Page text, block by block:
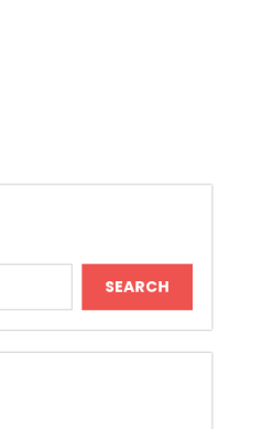
Tips For First
Through